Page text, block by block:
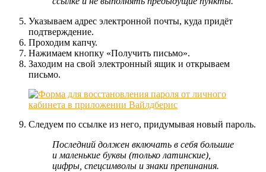
Указываем адрес электронной почты, куда придёт
подтверждение.
Проходим капчу.
Нажимаем кнопку «Получить письмо».
Заходим на свой электронный ящик и открываем
письмо.
Следуем по ссылке из него, придумывая новый пароль.
Последний должен включать в себя большие
и маленькие буквы (только латинские),
цифры, спецсимволы и знаки препинания.